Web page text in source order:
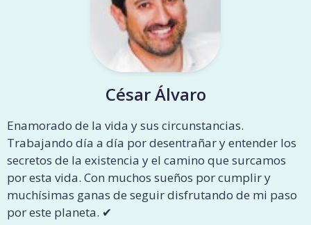
César Álvaro
Enamorado de la vida y sus circunstancias.
Trabajando día a día por desentrañar y entender los
secretos de la existencia y el camino que surcamos
por esta vida. Con muchos sueños por cumplir y
muchísimas ganas de seguir disfrutando de mi paso
por este planeta. ✔︎